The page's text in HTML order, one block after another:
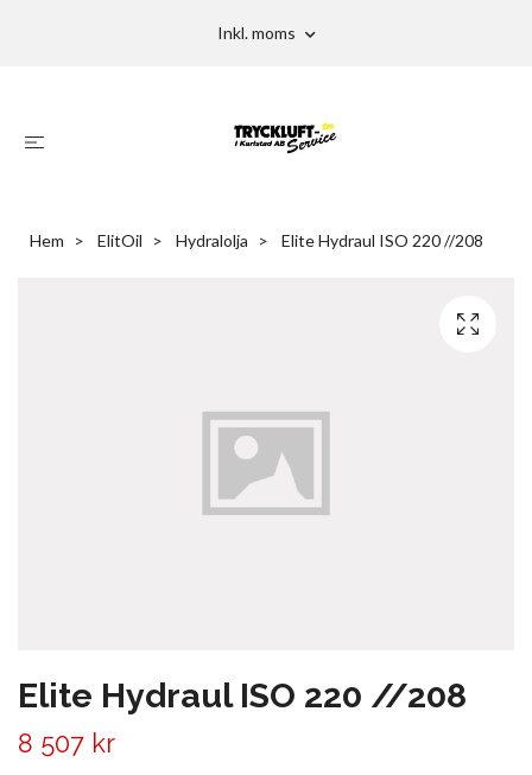
Inkl. moms
Hem ElitOil Hydralolja Elite Hydraul ISO 220 //208
Elite Hydraul ISO 220 //208
8 507 kr